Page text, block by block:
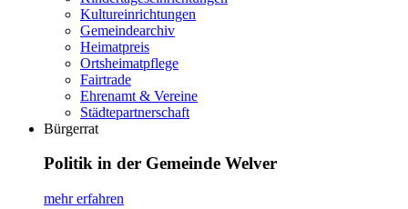
Kultureinrichtungen
Gemeindearchiv
Heimatpreis
Ortsheimatpflege
Fairtrade
Ehrenamt & Vereine
Städtepartnerschaft
Bürgerrat
Politik in der Gemeinde Welver
mehr erfahren